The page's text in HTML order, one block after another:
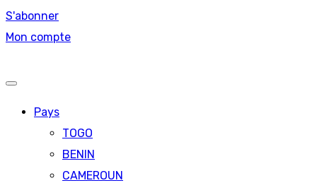
S'abonner
Mon compte
Pays
TOGO
BENIN
CAMEROUN